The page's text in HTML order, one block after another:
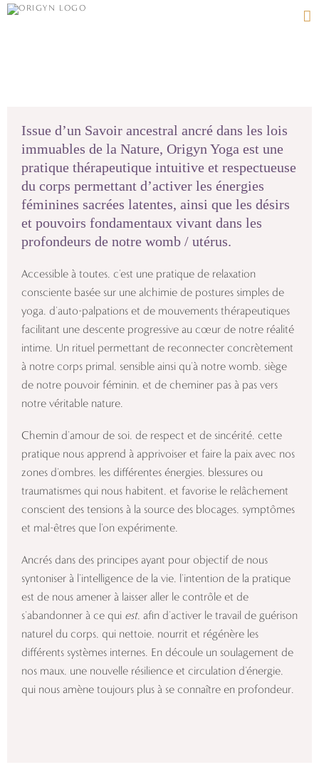
Passer
Issue d’un Savoir ancestral ancré dans les lois
immuables de la Nature, Origyn Yoga est une
pratique thérapeutique intuitive et respectueuse
du corps permettant d’activer les énergies
féminines sacrées latentes, ainsi que les désirs
et pouvoirs fondamentaux vivant dans les
profondeurs de notre womb / utérus.
Accessible à toutes, c’est une pratique de relaxation
consciente basée sur une alchimie de postures simples de
yoga, d’auto-palpations et de mouvements thérapeutiques
facilitant une descente progressive au cœur de notre réalité
intime. Un rituel permettant de reconnecter concrètement
à notre corps primal, sensible ainsi qu’à notre womb, siège
de notre pouvoir féminin, et de cheminer pas à pas vers
notre véritable nature.
Chemin d’amour de soi, de respect et de sincérité, cette
pratique nous apprend à apprivoiser et faire la paix avec nos
zones d’ombres, les différentes énergies, blessures ou
traumatismes qui nous habitent, et favorise le relâchement
conscient des tensions à la source des blocages, symptômes
et mal-êtres que l’on expérimente.
Ancrés dans des principes ayant pour objectif de nous
syntoniser à l’intelligence de la vie, l’intention de la pratique
est de nous amener à laisser aller le contrôle et de
s’abandonner à ce qui est, afin d’activer le travail de guérison
naturel du corps, qui nettoie, nourrit et régénère les
différents systèmes internes. En découle un soulagement de
nos maux, une nouvelle résilience et circulation d’énergie,
qui nous amène toujours plus à se connaître en profondeur.